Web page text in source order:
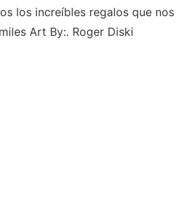
los increíbles regalos que nos
Art By:. Roger Diski